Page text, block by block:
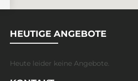
HEUTIGE ANGEBOTE
Heute leider keine Angebote.